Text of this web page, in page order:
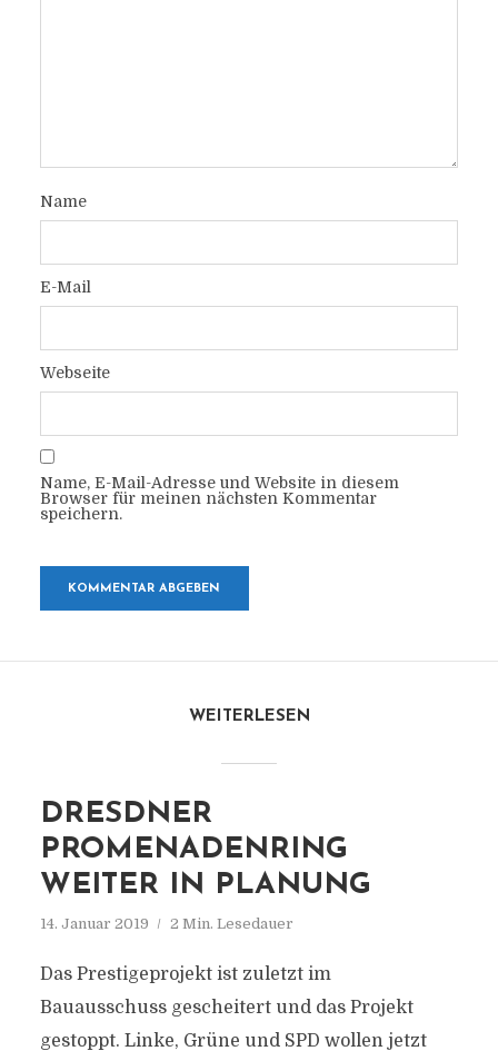
Name
E-Mail
Webseite
Name, E-Mail-Adresse und Website in diesem
Browser für meinen nächsten Kommentar
speichern.
WEITERLESEN
DRESDNER
PROMENADENRING
WEITER IN PLANUNG
14. Januar 2019 2 Min. Lesedauer
Das Prestigeprojekt ist zuletzt im
Bauausschuss gescheitert und das Projekt
gestoppt. Linke, Grüne und SPD wollen jetzt